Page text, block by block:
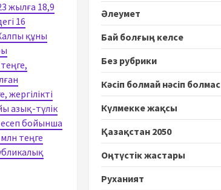
жылға 18,9
16
құны
жергілікті
азық-түлік
есеп бойынша
теңге
Әлеумет
Бай болғың келсе
Без рубрики
Кәсіп болмай нәсіп болмас
Күлмекке жақсы
Қазақстан 2050
Оңтүстік жастары
Руханият